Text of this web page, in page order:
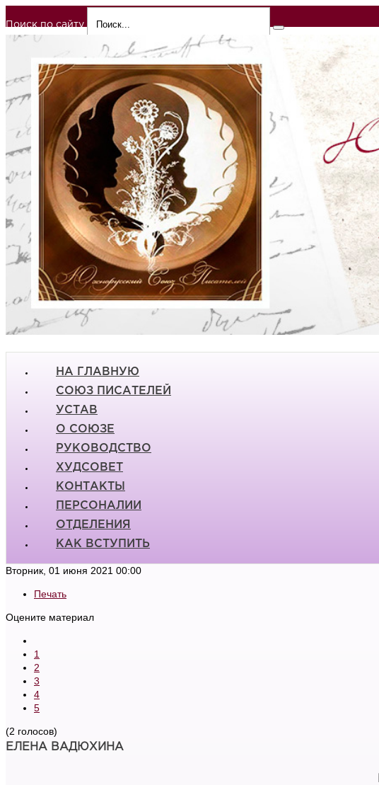
Поиск по сайту
НА ГЛАВНУЮ
СОЮЗ ПИСАТЕЛЕЙ
УСТАВ
О СОЮЗЕ
РУКОВОДСТВО
ХУДСОВЕТ
КОНТАКТЫ
ПЕРСОНАЛИИ
ОТДЕЛЕНИЯ
КАК ВСТУПИТЬ
Вторник, 01 июня 2021 00:00
Печать
Оцените материал
1
2
3
4
5
(2 голосов)
ЕЛЕНА ВАДЮХИНА